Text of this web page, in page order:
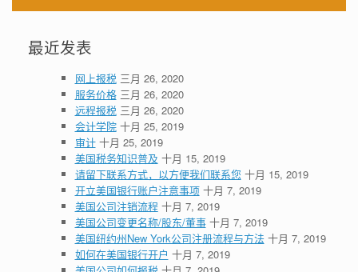
最近发表
网上报税 三月 26, 2020
服务价格 三月 26, 2020
远程报税 三月 26, 2020
会计学院 十月 25, 2019
审计 十月 25, 2019
美国税务知识普及 十月 15, 2019
请留下联系方式，以方便我们联系您 十月 15, 2019
开立美国银行账户注意事项 十月 7, 2019
美国公司注销流程 十月 7, 2019
美国公司变更名称/股东/董事 十月 7, 2019
美国纽约州New York公司注册流程与方法 十月 7, 2019
如何在美国银行开户 十月 7, 2019